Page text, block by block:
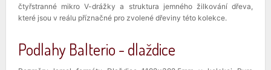
čtyřstranné mikro V-drážky a struktura jemného žilkování dřeva,
které jsou v reálu příznačné pro zvolené dřeviny této kolekce.
Podlahy Balterio - dlaždice